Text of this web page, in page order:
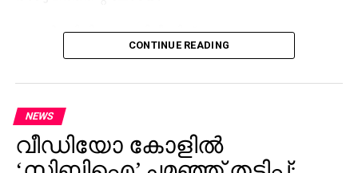
റേച്ചല്‍ സിനിമയുടെ റിലീസിന് ശേഷം
വിഷയത്തെക്കുറിച്ചുള്ള എല്ലാ വസ്തുതകളും
പറഞ്ഞു. തനിക്കെതിരെ ‘കൂലി എഴുത്തുകാര്‍’ വഴി
ആക്രമണം നടക്കുന്നുവെന്നും, ഈ സാഹചര്യത്തില്‍
തനിക്കൊപ്പം നില്‍ക്കുന്ന എല്ലാവര്‍ക്കും
നന്ദിയുണ്ടെന്നും അദ്ദേഹം കൂട്ടിച്ചേര്‍ത്തു.
CONTINUE READING
NEWS
വീഡിയോ കോളില്‍